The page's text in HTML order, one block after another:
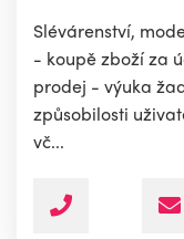
Slévárenství,
- koupě zboží za
prodej - výuka
způsobilosti
vč...